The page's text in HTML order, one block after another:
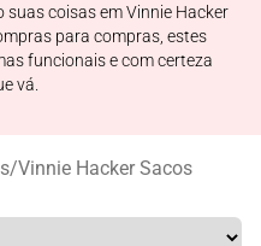
coisas em Vinnie Hacker
para compras, estes
funcionais e com certeza
vá.
/Vinnie Hacker Sacos